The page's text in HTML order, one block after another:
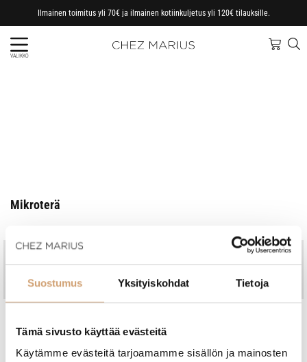
Suostumus Yksityiskohdat Tietoja
Tämä sivusto käyttää evästeitä
Käytämme evästeitä tarjoamamme sisällön ja mainosten
Ilmainen toimitus yli 70€ ja ilmainen kotiinkuljetus yli 120€ tilauksille.
VALIKKO
Mikroterä
Jo vuodesta 1997
Kotimainen perheyritys
varastosta
Etusivu/ Tuotteet avainsanalla “Mikroterä”